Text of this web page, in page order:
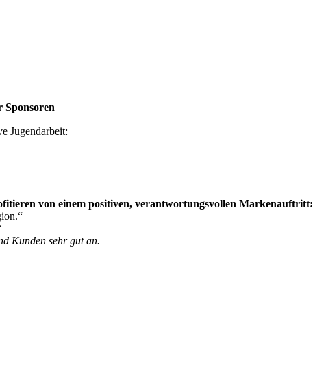
Sponsoren
Jugendarbeit:
von einem positiven, verantwortungsvollen Markenauftritt:
Kunden sehr gut an.